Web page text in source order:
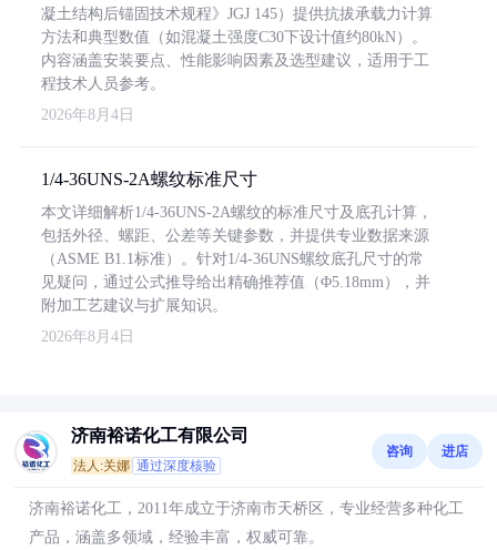
凝土结构后锚固技术规程》JGJ 145）提供抗拔承载力计算
方法和典型数值（如混凝土强度C30下设计值约80kN）。
内容涵盖安装要点、性能影响因素及选型建议，适用于工
程技术人员参考。
2026年8月4日
1/4-36UNS-2A螺纹标准尺寸
本文详细解析1/4-36UNS-2A螺纹的标准尺寸及底孔计算，
包括外径、螺距、公差等关键参数，并提供专业数据来源
（ASME B1.1标准）。针对1/4-36UNS螺纹底孔尺寸的常
见疑问，通过公式推导给出精确推荐值（Φ5.18mm），并
附加工艺建议与扩展知识。
2026年8月4日
济南裕诺化工有限公司
法人:关娜 通过深度核验
咨询 进店
济南裕诺化工，2011年成立于济南市天桥区，专业经营多种化工
产品，涵盖多领域，经验丰富，权威可靠。